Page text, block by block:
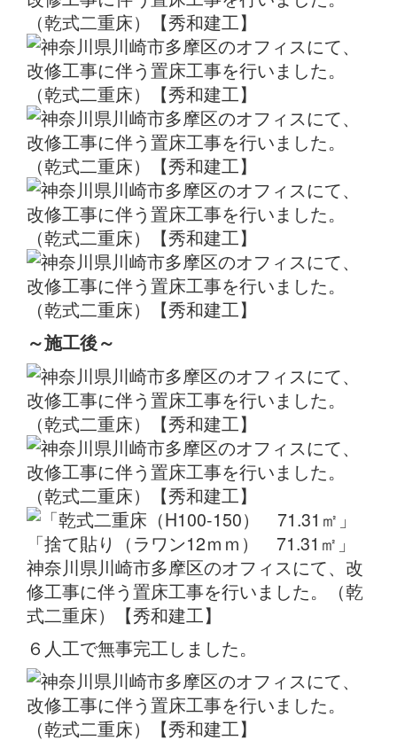
～施工後～
６人工で無事完工しました。